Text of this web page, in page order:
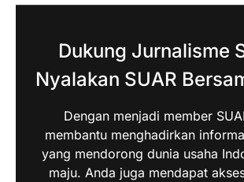
Dukung Jurnalisme
Nyalakan SUAR
Dengan menjadi member
membantu menghadirkan
yang mendorong dunia usaha
maju. Anda juga mendapat